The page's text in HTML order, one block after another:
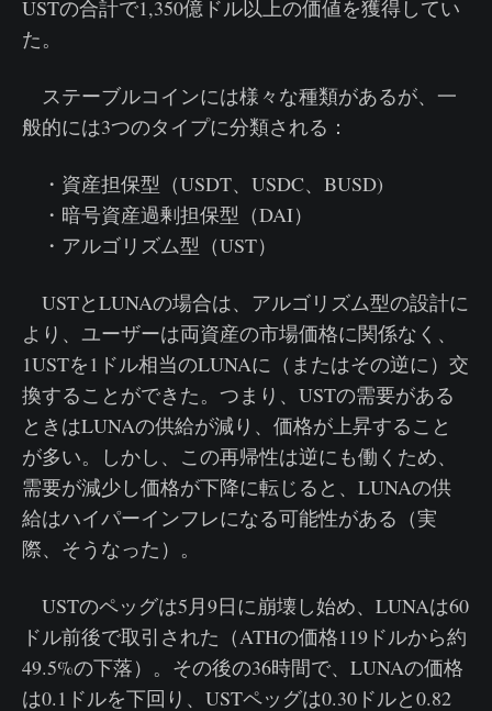
USTの合計で1,350億ドル以上の価値を獲得してい
た。
ステーブルコインには様々な種類があるが、一
般的には3つのタイプに分類される：
・資産担保型（USDT、USDC、BUSD)
・暗号資産過剰担保型（DAI）
・アルゴリズム型（UST）
USTとLUNAの場合は、アルゴリズム型の設計に
より、ユーザーは両資産の市場価格に関係なく、
1USTを1ドル相当のLUNAに（またはその逆に）交
換することができた。つまり、USTの需要がある
ときはLUNAの供給が減り、価格が上昇すること
が多い。しかし、この再帰性は逆にも働くため、
需要が減少し価格が下降に転じると、LUNAの供
給はハイパーインフレになる可能性がある（実
際、そうなった）。
USTのペッグは5月9日に崩壊し始め、LUNAは60
ドル前後で取引された（ATHの価格119ドルから約
49.5%の下落）。その後の36時間で、LUNAの価格
は0.1ドルを下回り、USTペッグは0.30ドルと0.82